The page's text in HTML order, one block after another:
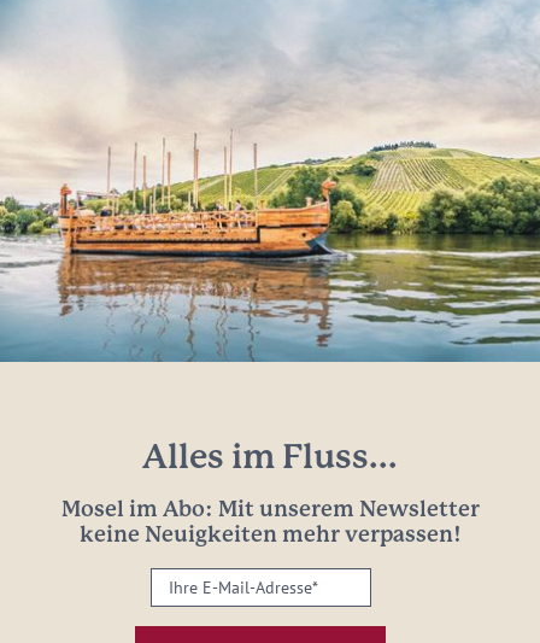
Alles im Fluss...
Mosel im Abo: Mit unserem Newsletter
keine Neuigkeiten mehr verpassen!
Ihre
E-
Mail-